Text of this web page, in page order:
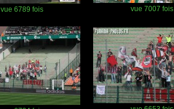
vue 6789 fois vue 7007 fois